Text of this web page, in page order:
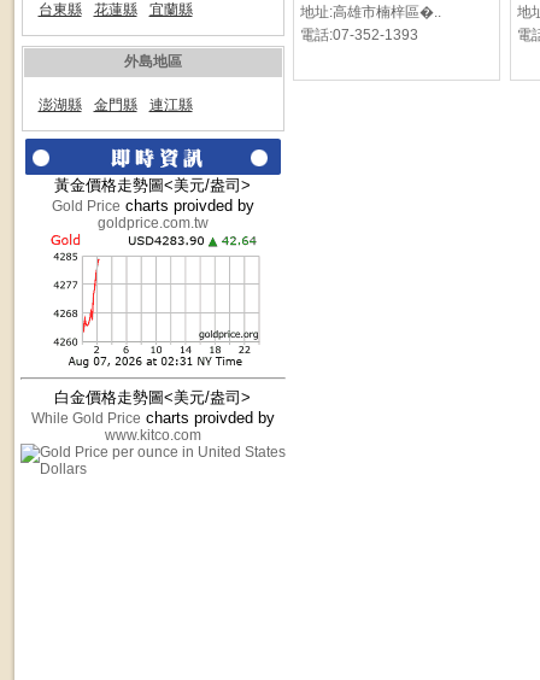
台東縣 花蓮縣 宜蘭縣
外島地區
澎湖縣 金門縣 連江縣
黃金價格走勢圖<美元/盎司>
Gold Price charts proivded by
goldprice.com.tw
白金價格走勢圖<美元/盎司>
While Gold Price charts proivded by
www.kitco.com
地址:高雄市楠梓區�..
電話:07-352-1393
地
電